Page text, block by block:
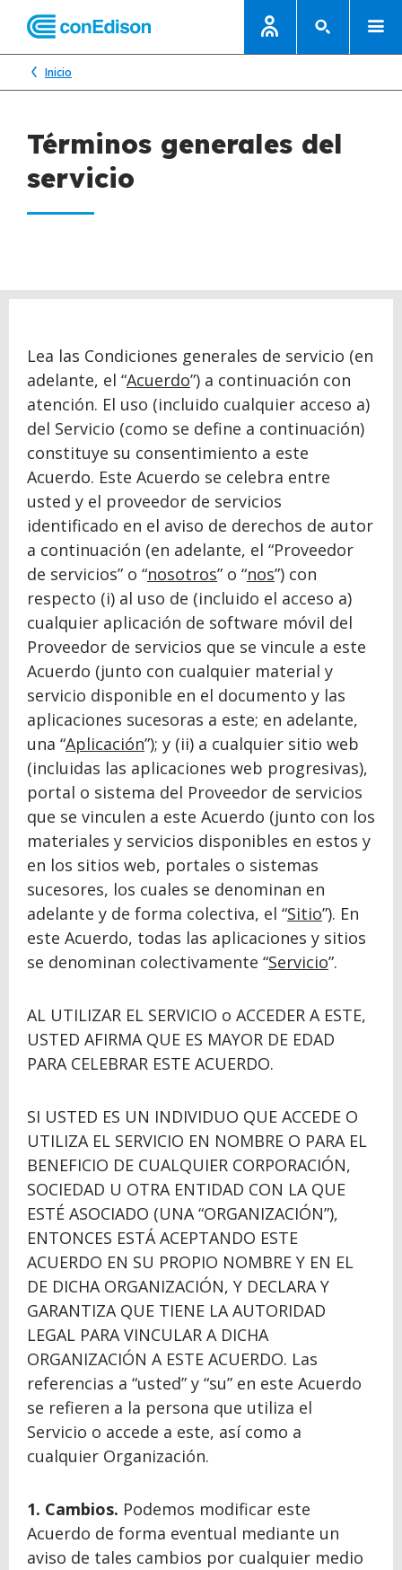
Inicio
Términos generales del
servicio
Lea las Condiciones generales de servicio (en
adelante, el “Acuerdo”) a continuación con
atención. El uso (incluido cualquier acceso a)
del Servicio (como se define a continuación)
constituye su consentimiento a este
Acuerdo. Este Acuerdo se celebra entre
usted y el proveedor de servicios
identificado en el aviso de derechos de autor
a continuación (en adelante, el “Proveedor
de servicios” o “nosotros” o “nos”) con
respecto (i) al uso de (incluido el acceso a)
cualquier aplicación de software móvil del
Proveedor de servicios que se vincule a este
Acuerdo (junto con cualquier material y
servicio disponible en el documento y las
aplicaciones sucesoras a este; en adelante,
una “Aplicación”); y (ii) a cualquier sitio web
(incluidas las aplicaciones web progresivas),
portal o sistema del Proveedor de servicios
que se vinculen a este Acuerdo (junto con los
materiales y servicios disponibles en estos y
en los sitios web, portales o sistemas
sucesores, los cuales se denominan en
adelante y de forma colectiva, el “Sitio”). En
este Acuerdo, todas las aplicaciones y sitios
se denominan colectivamente “Servicio”.
AL UTILIZAR EL SERVICIO o ACCEDER A ESTE,
USTED AFIRMA QUE ES MAYOR DE EDAD
PARA CELEBRAR ESTE ACUERDO.
SI USTED ES UN INDIVIDUO QUE ACCEDE O
UTILIZA EL SERVICIO EN NOMBRE O PARA EL
BENEFICIO DE CUALQUIER CORPORACIÓN,
SOCIEDAD U OTRA ENTIDAD CON LA QUE
ESTÉ ASOCIADO (UNA “ORGANIZACIÓN”),
ENTONCES ESTÁ ACEPTANDO ESTE
ACUERDO EN SU PROPIO NOMBRE Y EN EL
DE DICHA ORGANIZACIÓN, Y DECLARA Y
GARANTIZA QUE TIENE LA AUTORIDAD
LEGAL PARA VINCULAR A DICHA
ORGANIZACIÓN A ESTE ACUERDO. Las
referencias a “usted” y “su” en este Acuerdo
se refieren a la persona que utiliza el
Servicio o accede a este, así como a
cualquier Organización.
1. Cambios. Podemos modificar este
Acuerdo de forma eventual mediante un
aviso de tales cambios por cualquier medio